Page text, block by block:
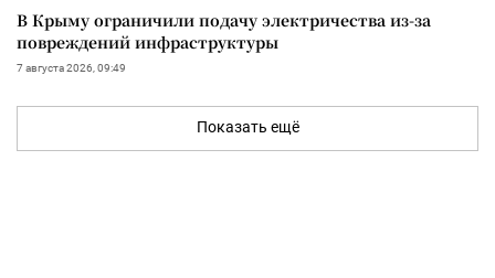
В Крыму ограничили подачу электричества из-за
повреждений инфраструктуры
7 августа 2026, 09:49
Показать ещё